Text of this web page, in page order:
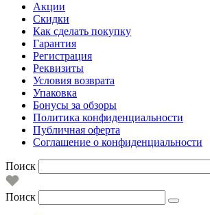
Акции
Скидки
Как сделать покупку
Гарантия
Регистрация
Реквизиты
Условия возврата
Упаковка
Бонусы за обзоры
Политика конфиденциальности
Публичная оферта
Соглашение о конфиденциальности
Поиск
Поиск